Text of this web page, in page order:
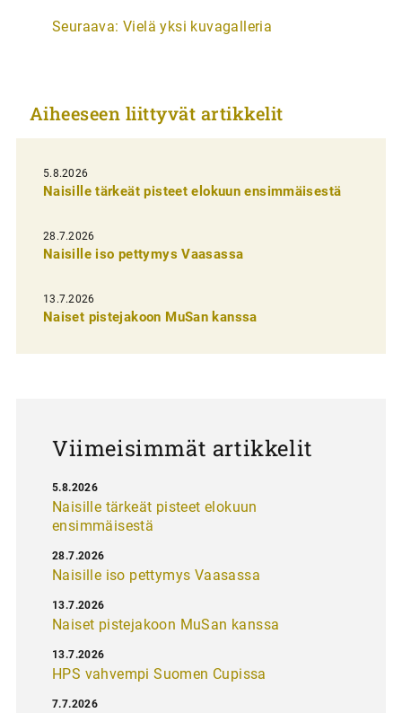
t
k
e
l
i
e
n
e
Seuraava: Vielä yksi kuvagalleria
Aiheeseen liittyvät artikkelit
5.8.2026
Naisille tärkeät pisteet elokuun ensimmäisestä
28.7.2026
Naisille iso pettymys Vaasassa
13.7.2026
Naiset pistejakoon MuSan kanssa
Viimeisimmät artikkelit
Naisille tärkeät pisteet elokuun
ensimmäisestä
5.8.2026
Naisille iso pettymys Vaasassa
28.7.2026
Naiset pistejakoon MuSan kanssa
13.7.2026
HPS vahvempi Suomen Cupissa
13.7.2026
7.7.2026